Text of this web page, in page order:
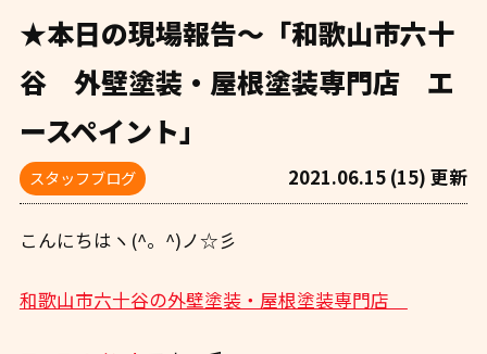
★本日の現場報告～「和歌山市六十
谷 外壁塗装・屋根塗装専門店 エ
ースペイント」
スタッフブログ 2021.06.15 (15) 更新
こんにちはヽ(^。^)ノ☆彡
和歌山市六十谷の外壁塗装・屋根塗装専門店